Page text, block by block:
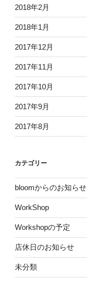
2018年2月
2018年1月
2017年12月
2017年11月
2017年10月
2017年9月
2017年8月
カテゴリー
bloomからのお知らせ
WorkShop
Workshopの予定
店休日のお知らせ
未分類